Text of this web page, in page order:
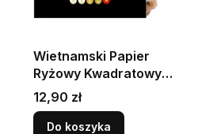
Wietnamski Papier
Ryżowy Kwadratowy
Bezglutenowy Do
Sajgonek 19cm 500g
GOLDEN TURTLE
Cena
12,90 zł
Do koszyka